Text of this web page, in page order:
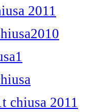
2011
chiusa 2011